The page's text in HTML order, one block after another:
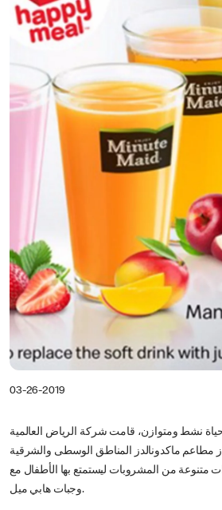
03-26-2019
نشط ومتوازن، قامت شركة الرياض العالمية
مطاعم ماكدونالدز المناطق الوسطى والشرقية
متنوعة من المشروبات ليستمتع بها الأطفال مع
وجبات هابي ميل.